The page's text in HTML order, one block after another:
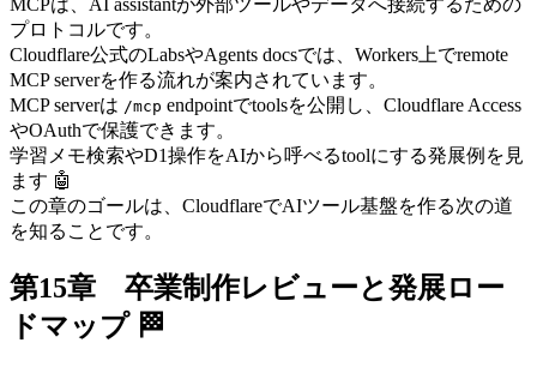
MCPは、AI assistantが外部ツールやデータへ接続するための
プロトコルです。
Cloudflare公式のLabsやAgents docsでは、Workers上でremote
MCP serverを作る流れが案内されています。
MCP serverは /mcp endpointでtoolsを公開し、Cloudflare Access
やOAuthで保護できます。
学習メモ検索やD1操作をAIから呼べるtoolにする発展例を見
ます 🤖
この章のゴールは、CloudflareでAIツール基盤を作る次の道
を知ることです。
第15章 卒業制作レビューと発展ロー
ドマップ 🏁